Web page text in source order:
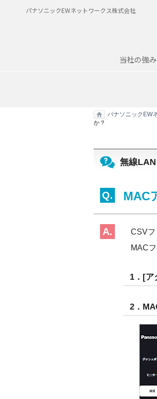
パナソニックEWネットワークス株式会社
当社の強み
パナソニックEW
か？
無線LAN
MAC
CSVフ
MAC
1．[ア
2．